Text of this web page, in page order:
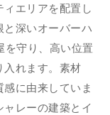
エリアを配置し
と深いオーバーハ
を守り、高い位置
れます。素材
に由来していま
レーの建築とイ